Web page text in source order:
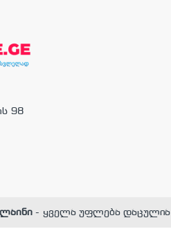
98
- ყველა უფლება დაცულია